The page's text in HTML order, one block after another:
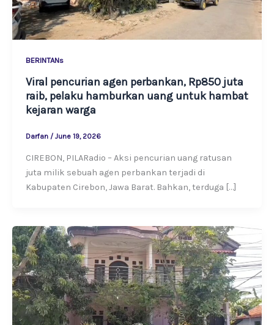
BERINTANs
Viral pencurian agen perbankan, Rp850 juta
raib, pelaku hamburkan uang untuk hambat
kejaran warga
Darfan / June 19, 2026
CIREBON, PILARadio – Aksi pencurian uang ratusan
juta milik sebuah agen perbankan terjadi di
Kabupaten Cirebon, Jawa Barat. Bahkan, terduga […]